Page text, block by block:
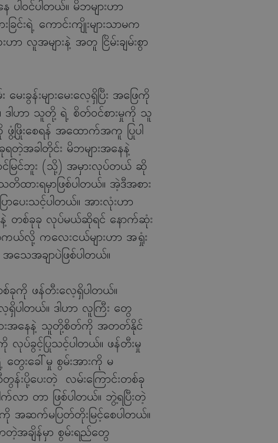
ဝင်ပါတယ်။ မိဘများဟာ
ြင်းရဲ့ ကောင်းကျိုးများသာမက
ာ လူအများနဲ့ အတူ ငြိမ်းချမ်းစွာ
န်းများမေးလေ့ရှိပြီး အဖြေကို
ဒါဟာ သူတို့ ရဲ့ စိတ်ဝင်စားမှုကို သူ
စေရန် အထောက်အကူ ပြုပါ
အခါတိုင်း မိဘများအနေနဲ့
ာင်မြင်ဘူး (သို့) အမှားလုပ်တယ် ဆို
ားရမှာဖြစ်ပါတယ်။ အဲ့ဒီအစား
ာပေးသင့်ပါတယ်။ အားလုံးဟာ
နဲ့ တစ်ခုခု လုပ်မယ်ဆိုရင် နောက်ဆုံး
တကယ်လို့ ကလေးငယ်များဟာ အရှုံး
သေအချာပဲဖြစ်ပါတယ်။
ခုကို ဖန်တီးလေ့ရှိပါတယ်။
ရှိပါတယ်။ ဒါဟာ လူကြီး တွေ
များအနေနဲ့ သူတို့စိတ်ကို အတတ်နိုင်
လုပ်ခွင့်ပြုသင့်ပါတယ်။ ဖန်တီးမှု
ေးခေါ်မှု စွမ်းအားကို မ
းပို့ပေးတဲ့ လမ်းကြောင်းတစ်ခု
လာ တာ ဖြစ်ပါတယ်။ ဘွဲ့ရပြီးတဲ့
ကို အဆက်မပြတ်တိုးမြင့်စေပါတယ်။
တဲ့အချိန်မှာ စွမ်းရည်တွေ